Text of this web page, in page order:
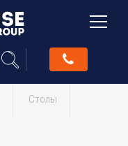
Столы